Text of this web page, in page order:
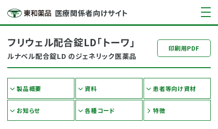
医療関係者向けサイト
フリウェル配合錠LD｢トーワ｣
ルナベル配合錠LD のジェネリック医薬品
印刷用PDF
製品概要 資料 患者等向け資材
お知らせ 各種コード 特徴